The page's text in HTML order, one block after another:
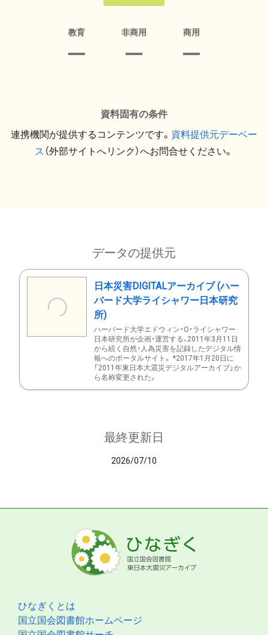
教育 非商用 商用
資料固有の条件
連携機関が提供するコンテンツです。 資料提供元デーベー
ス （外部サイトへリンク）へお問合せください。
データの提供元
日本災害DIGITALアーカイブ (ハー
バード大学ライシャワー日本研究
所)
ハーバード大学エドウィン・O・ライシャワー
日本研究所が企画・運営する、2011年3月11日
から続く自然・人為災害を記録したデジタル情
報へのポータルサイト。 *2017年1月20日に
「2011年東日本大震災デジタルアーカイブ」か
ら名称変更された。
最終更新日
2026/07/10
ひなぎくとは
国立国会図書館ホームページ